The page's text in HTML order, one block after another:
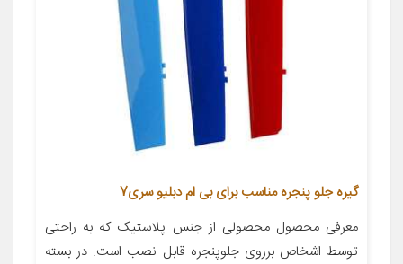
گیره جلو پنجره مناسب برای بی ام دبلیو سری7
معرفی محصول محصولی از جنس پلاستیک که به راحتی
توسط اشخاص برروی جلوپنجره قابل نصب است. در بسته